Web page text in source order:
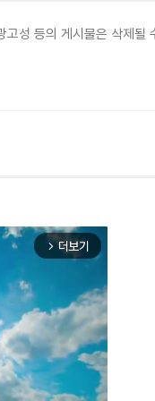
arrow_forward_ios 더보기